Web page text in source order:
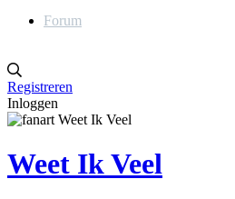
Forum
Registreren
Inloggen
Weet Ik Veel